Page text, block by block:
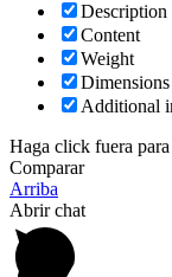
Description
Content
Weight
Dimensions
Additional
Haga click fuera
Comparar
Arriba
Abrir chat